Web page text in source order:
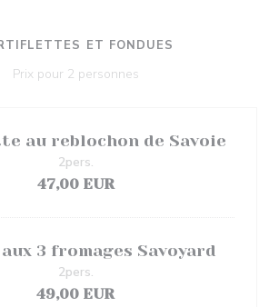
ET FONDUES
Prix pour 2 personnes
au reblochon de Savoie
47,00 EUR
2pers.
3 fromages Savoyard
49,00 EUR
2pers.